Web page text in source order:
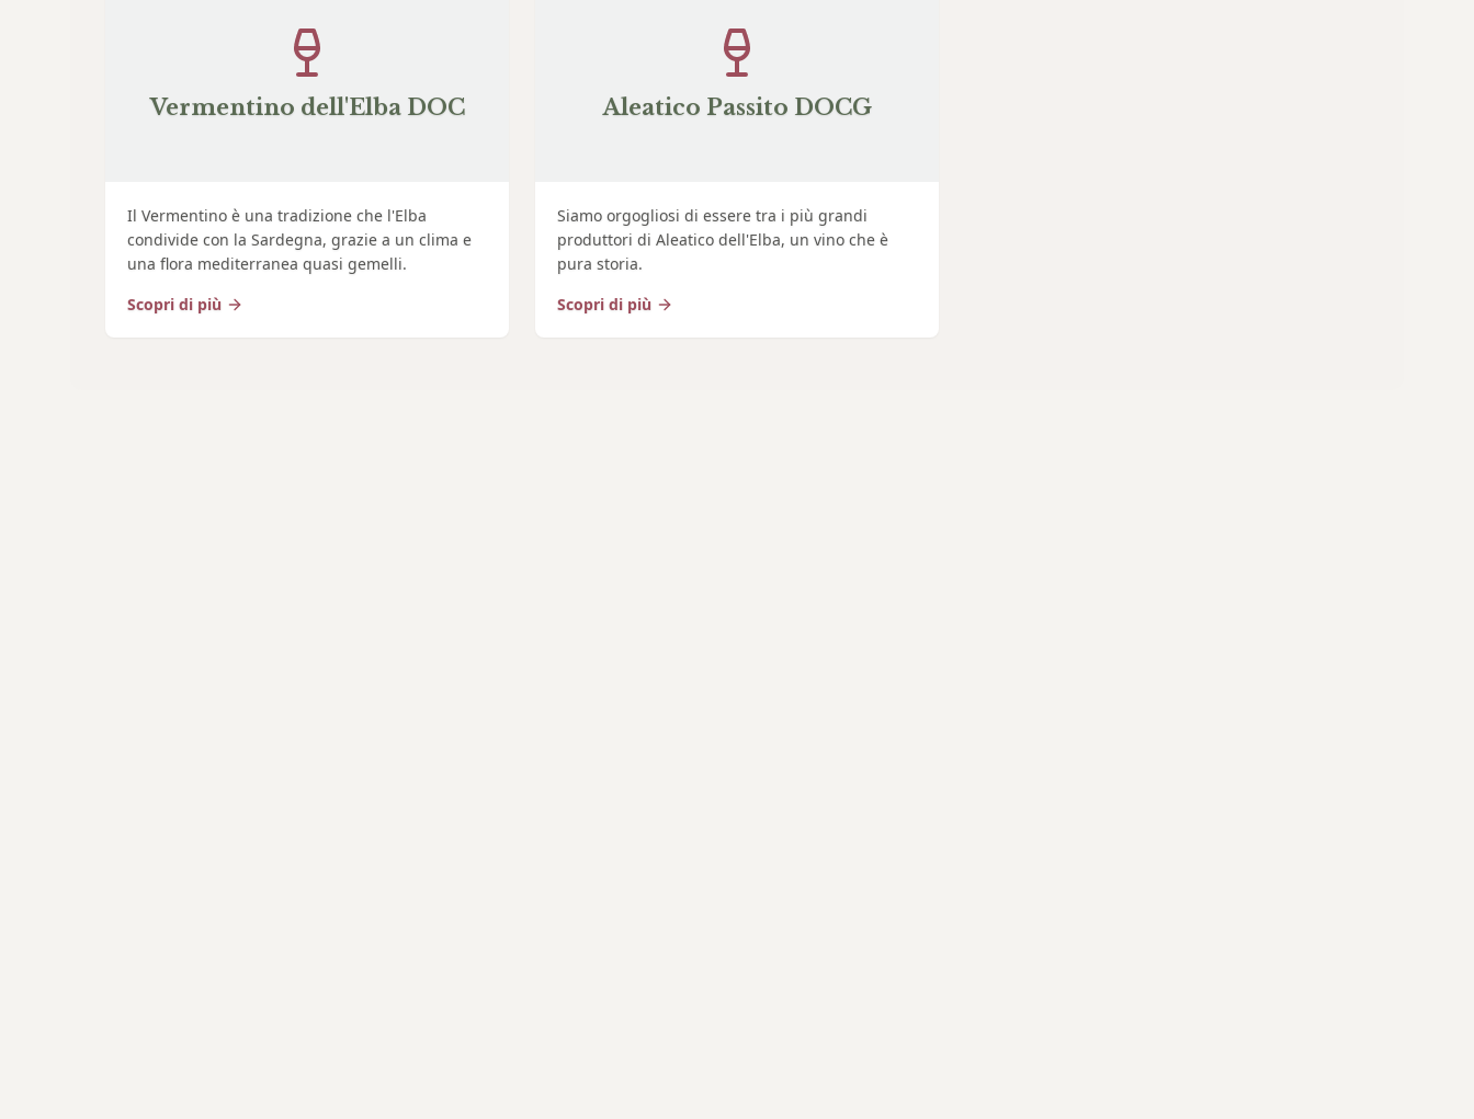
Vermentino dell'Elba DOC
Il Vermentino è una tradizione che l'Elba
condivide con la Sardegna, grazie a un clima e
una flora mediterranea quasi gemelli.
Scopri di più
Aleatico Passito DOCG
Siamo orgogliosi di essere tra i più grandi
produttori di Aleatico dell'Elba, un vino che è
pura storia.
Scopri di più